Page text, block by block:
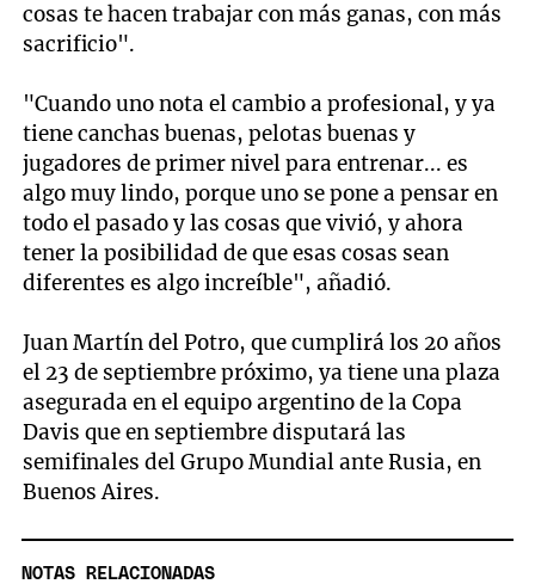
cosas te hacen trabajar con más ganas, con más
sacrificio".
"Cuando uno nota el cambio a profesional, y ya
tiene canchas buenas, pelotas buenas y
jugadores de primer nivel para entrenar... es
algo muy lindo, porque uno se pone a pensar en
todo el pasado y las cosas que vivió, y ahora
tener la posibilidad de que esas cosas sean
diferentes es algo increíble", añadió.
Juan Martín del Potro, que cumplirá los 20 años
el 23 de septiembre próximo, ya tiene una plaza
asegurada en el equipo argentino de la Copa
Davis que en septiembre disputará las
semifinales del Grupo Mundial ante Rusia, en
Buenos Aires.
NOTAS RELACIONADAS